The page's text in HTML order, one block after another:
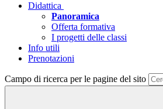
Didattica
Panoramica
Offerta formativa
I progetti delle classi
Info utili
Prenotazioni
Campo di ricerca per le pagine del sito